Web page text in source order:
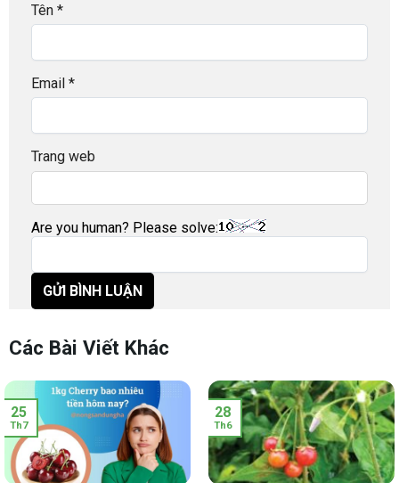
Tên *
Email *
Trang web
Are you human? Please solve:
Các Bài Viết Khác
25
Th7
28
Th6